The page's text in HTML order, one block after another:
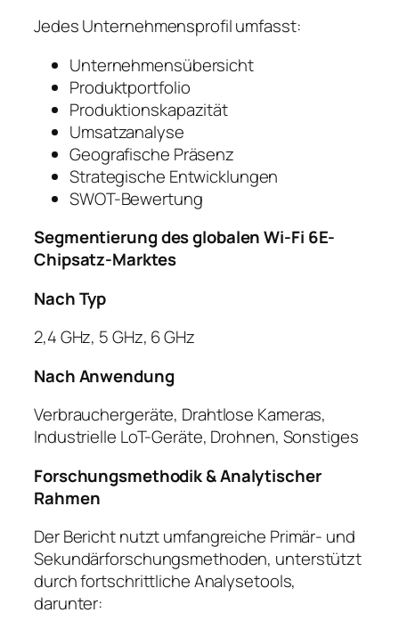
Jedes Unternehmensprofil umfasst:
Unternehmensübersicht
Produktportfolio
Produktionskapazität
Umsatzanalyse
Geografische Präsenz
Strategische Entwicklungen
SWOT-Bewertung
Segmentierung des globalen Wi-Fi 6E-
Chipsatz-Marktes
Nach Typ
2,4 GHz, 5 GHz, 6 GHz
Nach Anwendung
Verbrauchergeräte, Drahtlose Kameras,
Industrielle LoT-Geräte, Drohnen, Sonstiges
Forschungsmethodik & Analytischer
Rahmen
Der Bericht nutzt umfangreiche Primär- und
Sekundärforschungsmethoden, unterstützt
durch fortschrittliche Analysetools,
darunter: